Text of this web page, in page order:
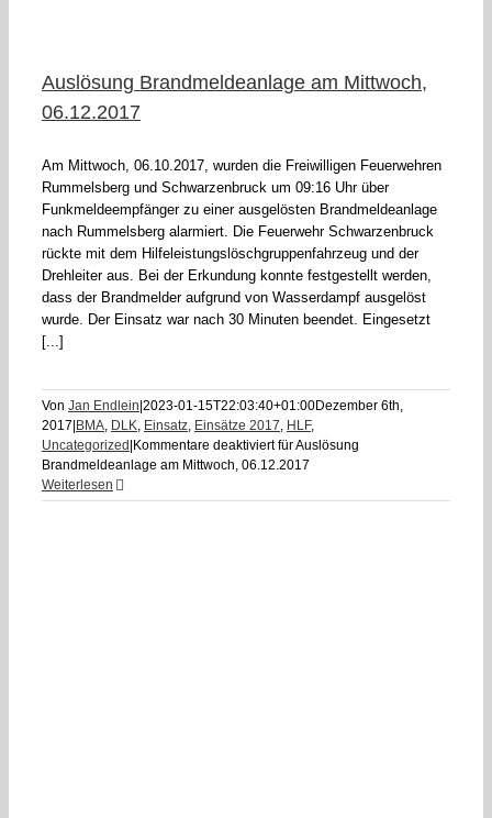
Auslösung Brandmeldeanlage am Mittwoch,
06.12.2017
Am Mittwoch, 06.10.2017, wurden die Freiwilligen Feuerwehren
Rummelsberg und Schwarzenbruck um 09:16 Uhr über
Funkmeldeempfänger zu einer ausgelösten Brandmeldeanlage
nach Rummelsberg alarmiert. Die Feuerwehr Schwarzenbruck
rückte mit dem Hilfeleistungslöschgruppenfahrzeug und der
Drehleiter aus. Bei der Erkundung konnte festgestellt werden,
dass der Brandmelder aufgrund von Wasserdampf ausgelöst
wurde. Der Einsatz war nach 30 Minuten beendet. Eingesetzt
[...]
Von Jan Endlein 2023-01-15T22:03:40+01:00Dezember 6th,
2017 BMA, DLK, Einsatz, Einsätze 2017, HLF,
Uncategorized Kommentare deaktiviertfür Auslösung
Brandmeldeanlage am Mittwoch, 06.12.2017
Weiterlesen